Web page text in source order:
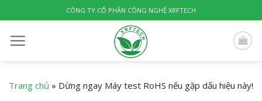
to
content
CÔNG TY CỔ PHẦN CÔNG NGHỆ XRFTECH
Trang chủ » Dừng ngay Máy test RoHS nếu gặp dấu hiệu này!